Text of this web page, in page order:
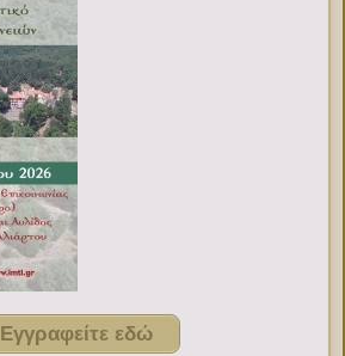
Εγγραφείτε εδώ